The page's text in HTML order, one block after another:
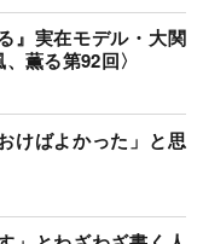
』実在モデル・大関
薫る第92回〉
けばよかった」と思